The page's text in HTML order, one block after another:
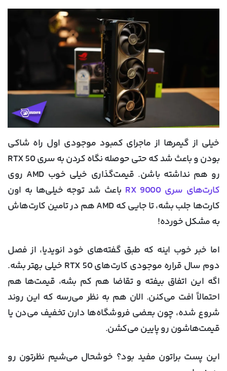
خیلی از گیمرها از ماجرای کمبود موجودی اول راه شاکی
بودن و باعث شد که حتی حوصله نگاه کردن به سری RTX 50
رو هم نداشته باشن. قیمت‌گذاری خیلی خوب AMD روی
کارت‌های سری RX 9000
باعث شد توجه خیلی‌ها به اون
کارت‌ها جلب بشه، تا جایی که AMD هم در تامین کارت‌هاش
به مشکل خورده!
اما خبر خوب اینه که طبق گفته‌های خود انویدیا، از فصل
دوم سال قراره موجودی کارت‌های RTX 50 خیلی بهتر بشه.
اگه این اتفاق بیفته و تقاضا هم کم بشه، قیمت‌ها هم
احتمالاً افت می‌کنن. الان هم به نظر می‌رسه که این روند
شروع شده، چون بعضی فروشگاه‌ها دارن تخفیف می‌دن یا
قیمت‌هاشون رو پایین می‌کشن.
این پست براتون مفید بود؟ خوشحال می‌شیم نظرتون رو